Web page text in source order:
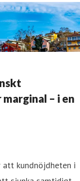
– i en
att kundnöjdheten i